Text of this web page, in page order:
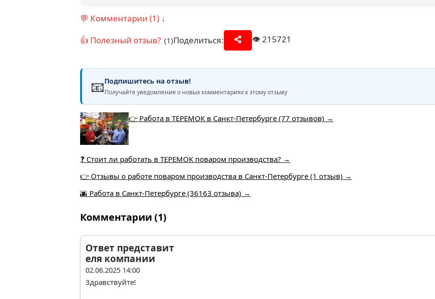
💬 Комментарии (1) ↓
👍 Полезный отзыв? (1)Поделиться: 👁️215721
📧Подпишитесь на отзыв!
Получайте уведомления о новых комментариях к этому отзыву
👉 Работа в ТЕРЕМОК в Санкт-Петербурге (77 отзывов) →
❓ Стоит ли работать в ТЕРЕМОК поваром производства? →
👉 Отзывы о работе поваром производства в Санкт-Петербурге (1 отзыв) →
🌆 Работа в Санкт-Петербурге (36163 отзыва) →
Комментарии (1)
Ответ представит
еля компании
02.06.2025 14:00
Здравствуйте!